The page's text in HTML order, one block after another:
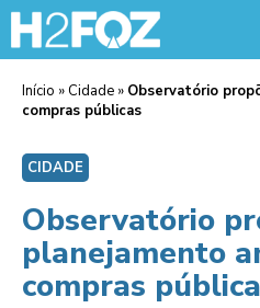
Início » Cidade » Observatório
compras públicas
CIDADE
Observatório
planejamento
compras